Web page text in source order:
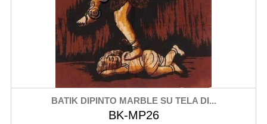
BATIK DIPINTO MARBLE SU TELA DI...
BK-MP26